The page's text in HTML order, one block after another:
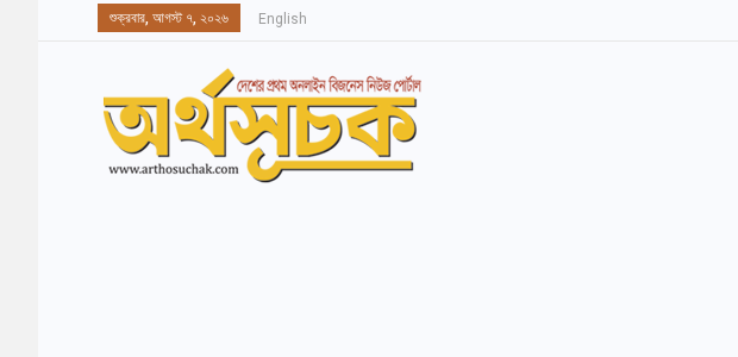
শুক্রবার, আগস্ট ৭, ২০২৬ English